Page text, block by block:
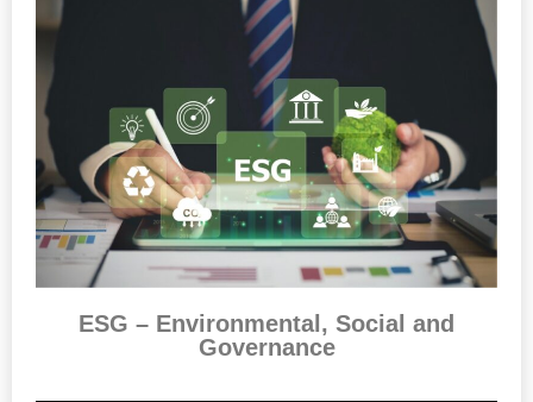
ESG – Environmental, Social and
Governance